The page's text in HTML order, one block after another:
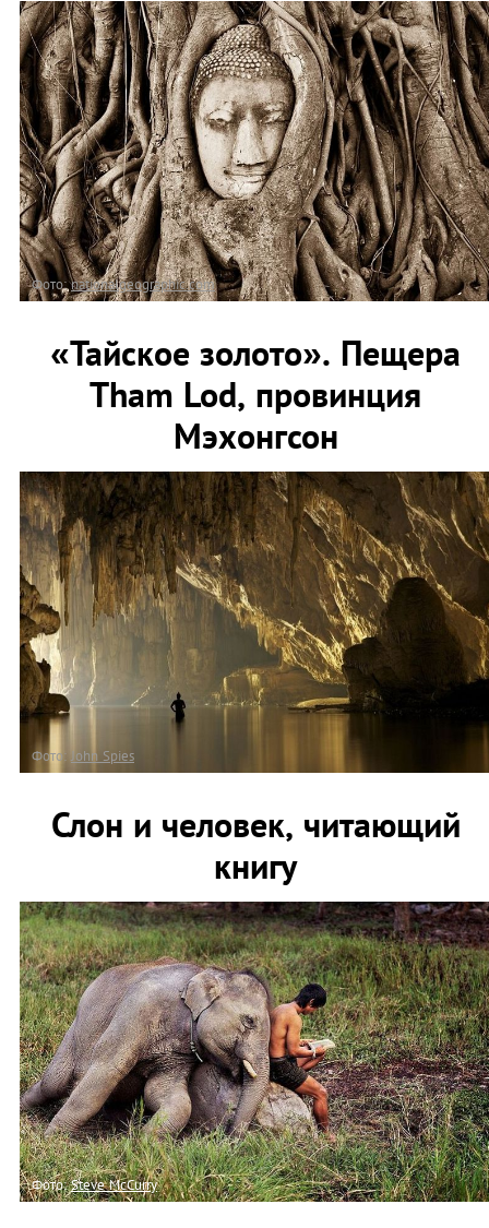
Фото:nationalgeographic.com
«Тайское золото». Пещера
Tham Lod, провинция
Мэхонгсон
Фото: John Spies
Слон и человек, читающий
книгу
Фото:Steve McCurry